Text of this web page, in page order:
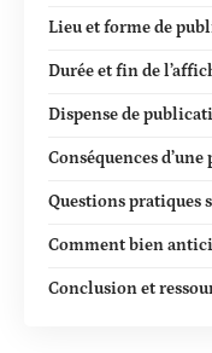
Lieu et forme de
Durée et fin de
Dispense de
Conséquences
Questions pratiques
Comment bien
Conclusion et